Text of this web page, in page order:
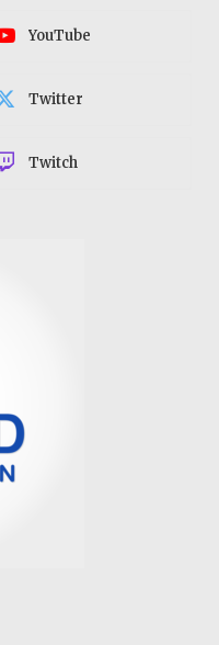
YouTube
Twitter
Twitch